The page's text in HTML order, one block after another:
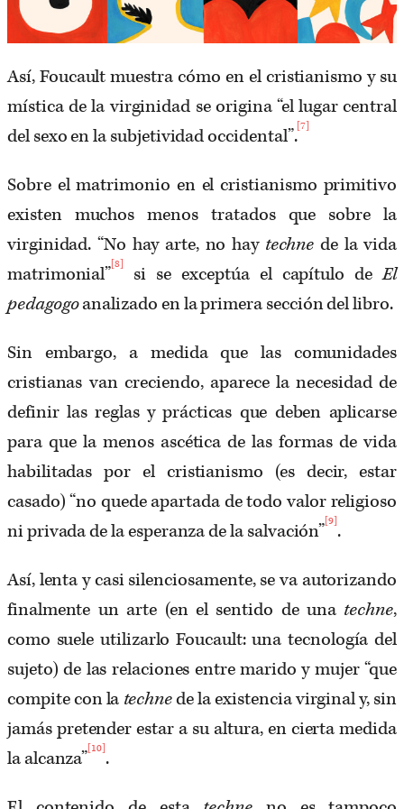
Así, Foucault muestra cómo en el cristianismo y su
mística de la virginidad se origina “el lugar central
del sexo en la subjetividad occidental”. [7]
Sobre el matrimonio en el cristianismo primitivo
existen muchos menos tratados que sobre la
virginidad. “No hay arte, no hay techne de la vida
matrimonial” [8] si se exceptúa el capítulo deEl
pedagogoanalizado en la primera sección del libro.
Sin embargo, a medida que las comunidades
cristianas van creciendo, aparece la necesidad de
definir las reglas y prácticas que deben aplicarse
para que la menos ascética de las formas de vida
habilitadas por el cristianismo (es decir, estar
casado) “no quede apartada de todo valor religioso
ni privada de la esperanza de la salvación” [9] .
Así, lenta y casi silenciosamente, se va autorizando
finalmente un arte (en el sentido de una techne,
como suele utilizarlo Foucault: una tecnología del
sujeto) de las relaciones entre marido y mujer “que
compite con la technede la existencia virginal y, sin
jamás pretender estar a su altura, en cierta medida
la alcanza” [10] .